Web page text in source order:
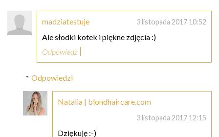
madziatestuje 3 listopada 2017 10:52
Ale słodki kotek i piękne zdjęcia :)
Odpowiedz
Odpowiedzi
Natalia | blondhaircare.com
3 listopada 2017 12:15
Dziękuję :-)